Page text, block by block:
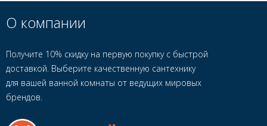
О компании
Получите 10% скидку на первую покупку с быстрой
доставкой. Выберите качественную сантехнику
для вашей ванной комнаты от ведущих мировых
брендов.